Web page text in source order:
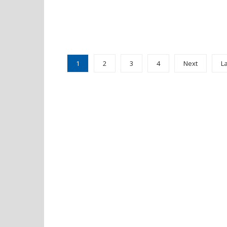
1 2 3 4 Next